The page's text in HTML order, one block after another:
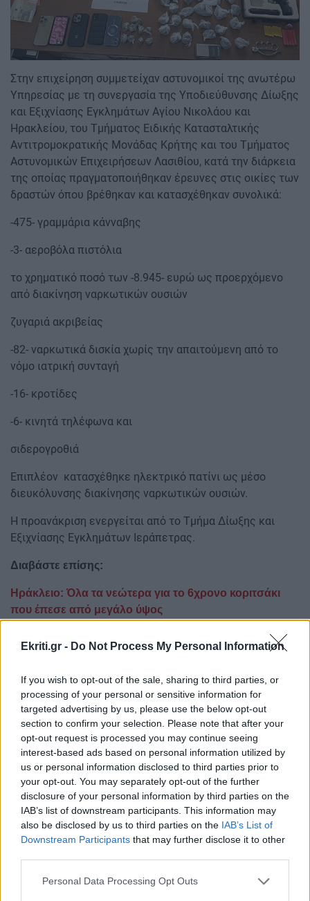
Ekriti.gr - Do Not Process My Personal Information
If you wish to opt-out of the sale, sharing to third parties, or
processing of your personal or sensitive information for
targeted advertising by us, please use the below opt-out
section to confirm your selection. Please note that after your
opt-out request is processed you may continue seeing
interest-based ads based on personal information utilized by
us or personal information disclosed to third parties prior to
your opt-out. You may separately opt-out of the further
disclosure of your personal information by third parties on the
IAB’s list of downstream participants. This information may
also be disclosed by us to third parties on the IAB’s List of
Downstream Participants that may further disclose it to other
Personal Data Processing Opt Outs
Στην επιχείρηση συμμετείχαν αστυνομικοί της ανωτέρω
Υπηρεσίας με τη συνεργασία της Υποδιεύθυνσης Δίωξης
και Εξιχνίασης Εγκλημάτων Αγίου Νικολάου και
Ηρακλείου, του Τμήματος Ειδικής Κατασταλτικής
Αντιτρομοκρατικής Μονάδας Κρήτης και του Τμήματος
Αστυνομικών Επιχειρήσεων Λασιθίου, κατά την διάρκεια
της οποίας πραγματοποιήθηκαν έρευνες στις οικίες των
δραστών όπου βρέθηκαν και κατασχέθηκαν συνολικά:
-475- γραμμάρια κάνναβης
-3- αεροβόλα πιστόλια
το χρηματικό ποσό των -8.945- ευρώ ως προερχόμενο
από διακίνηση ναρκωτικών ουσιών
ζυγαριά ακριβείας
-82- ναρκωτικά δισκία χωρίς την απαιτούμενη από το
νόμο ιατρική συνταγή
-16- κροτίδες
-6- κινητά τηλέφωνα και
σιδερογροθιά
Επιπλέον κατασχέθηκε ηλεκτρικό πατίνι ως μέσο
διευκόλυνσης διακίνησης ναρκωτικών ουσιών.
Η προανάκριση ενεργείται από το Τμήμα Δίωξης και
Εξιχνίασης Εγκλημάτων Ιεράπετρας.
Διαβάστε επίσης:
Ηράκλειο: Όλα τα νεώτερα για το 6χρονο κοριτσάκι
που έπεσε από μεγάλο ύψος
Ηράκλειο: Του έκλεψαν 250 πρόβατα - Σε απόγνωση
κτηνοτρόφος, λίγο πριν το Πάσχα
Ακολουθήστε το ekriti.gr στοGoogle Newsκαι
μάθετε πρώτοι όλες τις ειδήσεις για την Κρήτη
και όχι μόνο.
Ιεραπετρα Αστυνομική Επιχείρηση
Ναρκωτικα
Διακίνηση Ναρκωτικών
Σύλληψη Αστυνομία
ΡΟΗ ΕΙΔΗΣΕΩΝ